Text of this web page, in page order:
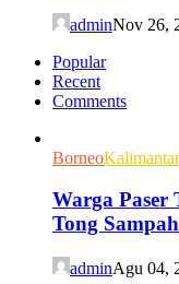
adminNov 26,
Popular
Recent
Comments
Borneo
Warga Paser
Tong Sampah
adminAgu 04,